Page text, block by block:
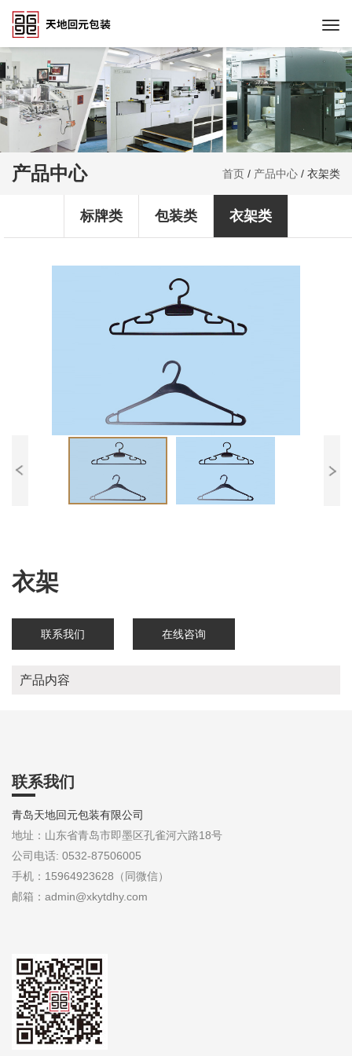
产品中心 首页 / 产品中心 / 衣架类
标牌类 包装类 衣架类
衣架
联系我们 在线咨询
产品内容
联系我们
青岛天地回元包装有限公司
地址：山东省青岛市即墨区孔雀河六路18号
公司电话: 0532-87506005
手机：15964923628（同微信）
邮箱：admin@xkytdhy.com